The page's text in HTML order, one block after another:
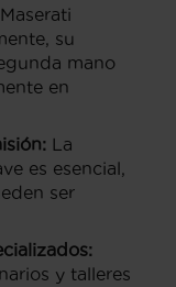
su
mano
en
La
es esencial,
ser
y talleres